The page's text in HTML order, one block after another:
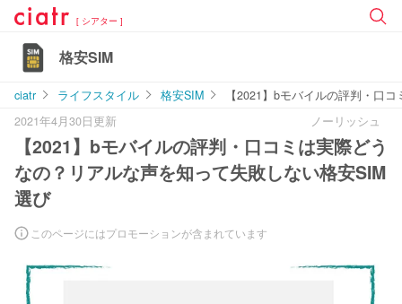
[ シアター ]
格安SIM
ciatr ライフスタイル 格安SIM
【2021】bモバイルの評判・口
2021年4月30日更新
ノーリッシュ
【2021】bモバイルの評判・口コミは実際どう
なの？リアルな声を知って失敗しない格安SIM
選び
このページにはプロモーションが含まれています